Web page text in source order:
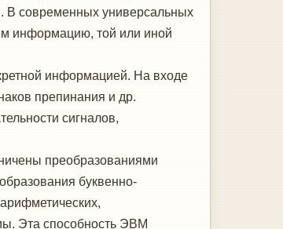
В современных универсальных
информацию, той или иной
информацией. На входе
препинания и др.
сигналов,
преобразованиями
буквенно-
Эта способность ЭВМ